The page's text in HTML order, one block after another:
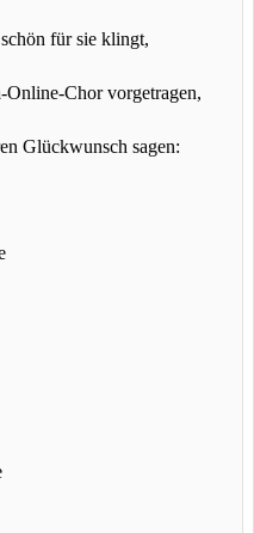
für sie klingt,
Online-Chor vorgetragen,
Glückwunsch sagen: